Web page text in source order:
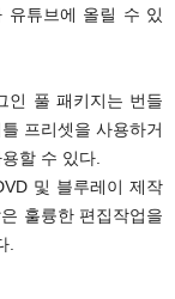
유튜브에 올릴 수 있
인 풀 패키지는 번들
프리셋을 사용하거
할 수 있다.
및 블루레이 제작
훌륭한 편집작업을
.